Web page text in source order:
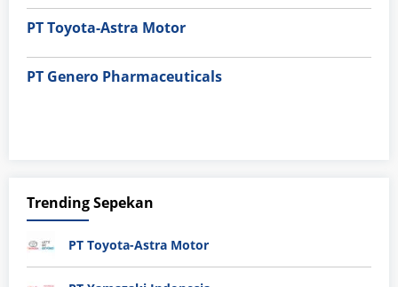
PT Toyota-Astra Motor
PT Genero Pharmaceuticals
Trending Sepekan
PT Toyota-Astra Motor